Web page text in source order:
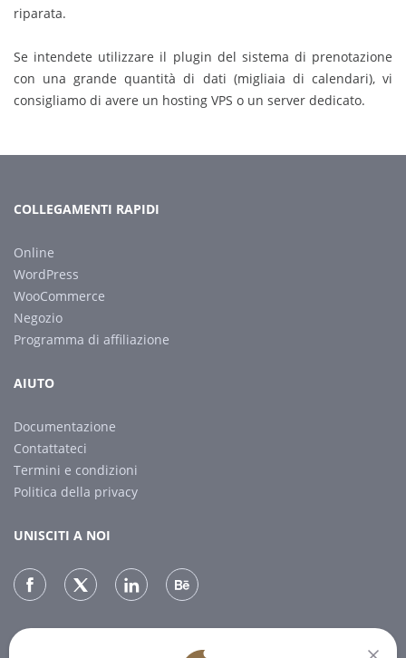
riparata.
Se intendete utilizzare il plugin del sistema di prenotazione
con una grande quantità di dati (migliaia di calendari), vi
consigliamo di avere un hosting VPS o un server dedicato.
COLLEGAMENTI RAPIDI
Online
WordPress
WooCommerce
Negozio
Programma di affiliazione
AIUTO
Documentazione
Contattateci
Termini e condizioni
Politica della privacy
UNISCITI A NOI